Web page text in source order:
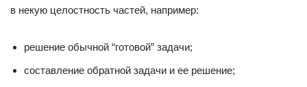
в некую целостность частей, например:
решение обычной “готовой” задачи;
составление обратной задачи и ее решение;